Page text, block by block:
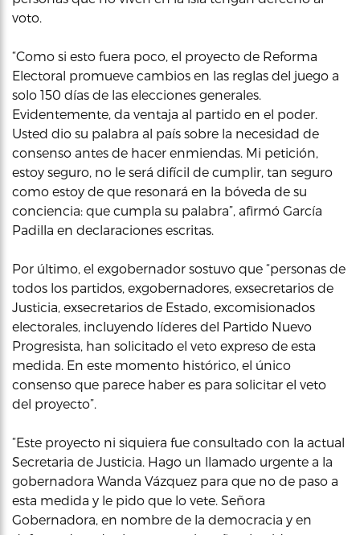
voto.
“Como si esto fuera poco, el proyecto de Reforma
Electoral promueve cambios en las reglas del juego a
solo 150 días de las elecciones generales.
Evidentemente, da ventaja al partido en el poder.
Usted dio su palabra al país sobre la necesidad de
consenso antes de hacer enmiendas. Mi petición,
estoy seguro, no le será difícil de cumplir, tan seguro
como estoy de que resonará en la bóveda de su
conciencia: que cumpla su palabra”, afirmó García
Padilla en declaraciones escritas.
Por último, el exgobernador sostuvo que “personas de
todos los partidos, exgobernadores, exsecretarios de
Justicia, exsecretarios de Estado, excomisionados
electorales, incluyendo líderes del Partido Nuevo
Progresista, han solicitado el veto expreso de esta
medida. En este momento histórico, el único
consenso que parece haber es para solicitar el veto
del proyecto”.
“Este proyecto ni siquiera fue consultado con la actual
Secretaria de Justicia. Hago un llamado urgente a la
gobernadora Wanda Vázquez para que no de paso a
esta medida y le pido que lo vete. Señora
Gobernadora, en nombre de la democracia y en